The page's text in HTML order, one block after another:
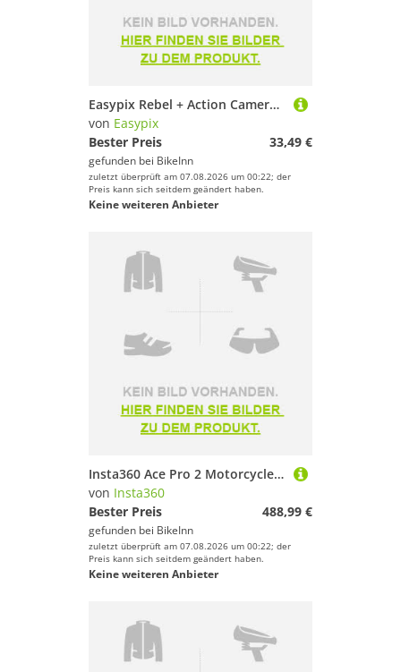
Outdoor Funsport
Pflegemittel
Protektoren
Pulsmesser & Fitnesstracker
Schläger & Stöcke
Tapes & Bandagen
Taschen & Rucksäcke
Tourenskifelle
Trinkflaschen & Trinksysteme
Turngeräte
Wassersportausrüstung
Wintersportausrüstung
Easypix Rebel + Action Camera Durchsichtig
von Easypix
Bester Preis
33,49 €
gefunden bei BikeInn
zuletzt überprüft am 07.08.2026 um 00:22; der
Preis kann sich seitdem geändert haben.
Keine weiteren Anbieter
Insta360 Ace Pro 2 Motorcycle Bundle Action Camera Durchsichtig One Size / EU Plug 220V
von Insta360
Bester Preis
488,99 €
gefunden bei BikeInn
zuletzt überprüft am 07.08.2026 um 00:22; der
Preis kann sich seitdem geändert haben.
Keine weiteren Anbieter